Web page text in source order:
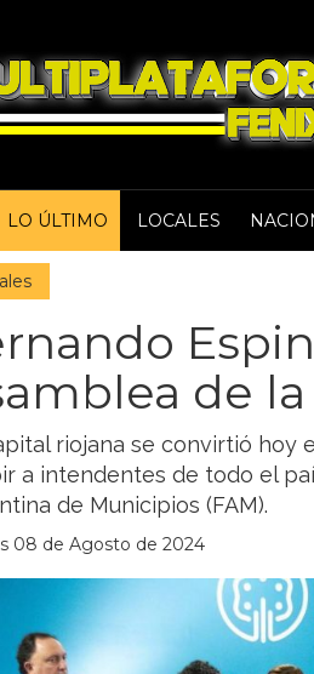
LO ÚLTIMO LOCALES
de la
riojana se convirtió hoy
a intendentes de todo el
de Municipios (FAM).
08 de Agosto de 2024